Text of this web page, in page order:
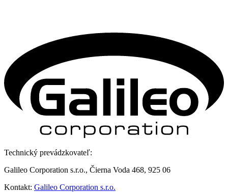
Technický prevádzkovateľ:
Galileo Corporation s.r.o., Čierna Voda 468, 925 06
Kontakt: Galileo Corporation s.r.o.